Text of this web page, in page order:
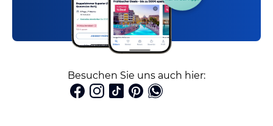
Besuchen Sie uns auch hier: